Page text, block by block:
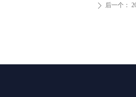
ꄲ 后一个：